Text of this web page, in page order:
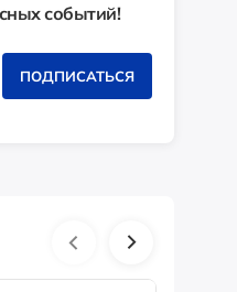
событий!
ПОДПИСАТЬСЯ